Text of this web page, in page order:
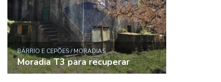
BÁRRIO E CEPÕES / MORADIAS
Moradia T3 para recuperar